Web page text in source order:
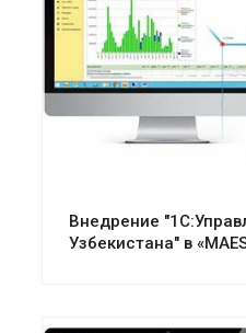
Внедрение
Узбекистана" в